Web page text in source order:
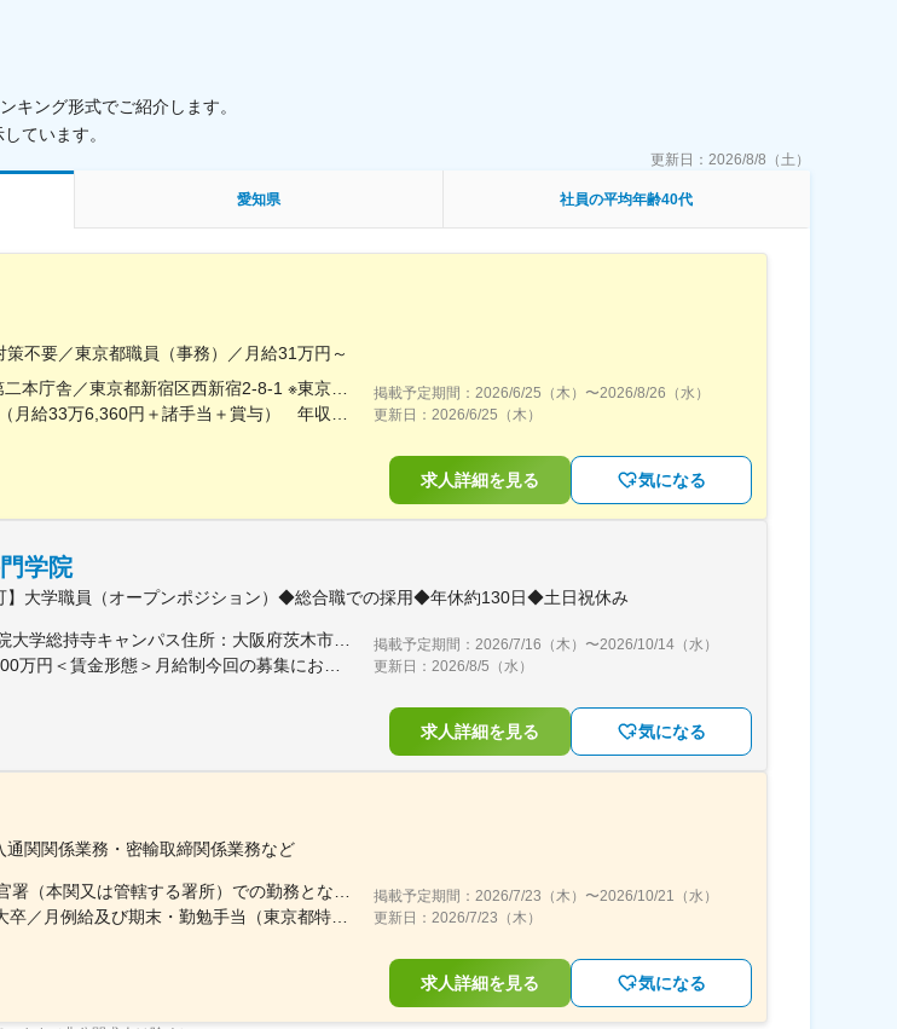
キング形式でご紹介します。
ています。
更新日： 2026/8/8（土）
愛知県 社員の平均年齢40代
不要／東京都職員（事務）／月給31万円～
■東京都庁第一本庁舎・第二本庁舎／東京都新宿区西新宿2-8-1 ※東京都庁本庁舎のほか、都内の出先事業所などに配属される場合があります。 ※配属される部署によってリモートワークの相談も可能です。 ◎アクセス・「JR新宿駅」（西口から徒歩約10分）・都営地下鉄大江戸線「都庁前駅」・新宿駅西口（地下バスのりば）から都営バス（都庁循環）「都庁第一本庁舎」、「都庁第二本庁舎」、「都議会議事堂」下車・JR新宿駅西改札「新宿駅西口」バス停から「西参道方面」行きの新宿WEバス乗車、「新宿ワシントンホテル前」下車※禁煙対策：敷地内禁煙
年収573万円/30歳・主任（月給33万6,360円＋諸手当＋賞与） 年収694万円/35歳・課長代理（月給40万3,560円＋諸手当＋賞与）
掲載予定期間： 2026/6/25（木） 〜2026/8/26（水）
更新日： 2026/6/25（木）
求人詳細を見る 気になる
学院
】大学職員（オープンポジション）◆総合職での採用◆年休約130日◆土日祝休み
＜勤務地詳細＞追手門学院大学総持寺キャンパス住所：大阪府茨木市太田東芝町1-1 受動喫煙対策：屋内全面禁煙変更の範囲：会社の定める事業所
＜予定年収＞450万円～600万円＜賃金形態＞月給制今回の募集における初年度の最低保証額です。経験年数によって決定します。＜賃金内訳＞月額（基本給）：262,900円～328,700円＜月給＞262,900円～328,700円＜昇給有無＞有＜残業手当＞有＜給与補足＞年収は賞与込(※残業代は含まれていません。)賞与は今年度実績で年間5ヶ月分支給されています。賃金はあくまでも目安の金額であり、選考を通じて上下する可能性があります。月給(月額)は固定手当を含めた表記です。
掲載予定期間： 2026/7/16（木） 〜2026/10/14（水）
更新日： 2026/8/5（水）
求人詳細を見る 気になる
通関関係業務・密輸取締関係業務など
◆採用された税関管内の官署（本関又は管轄する署所）での勤務となります。採用後は、他の官署に転勤（含、住居を異にする転勤）することもあります。【参考】税関の管轄区域https://www.customs.go.jp/zeikan/zeikan-kankatsu.pdf【各税関の本関（本部）の所在地】・函館税関本関（北海道函館市海岸町24-4）・東京税関本関（東京都江東区青海2-7-11）・横浜税関本関（神奈川県横浜市中区海岸通1-1）・名古屋税関本関（愛知県名古屋市港区入船2-3-12）・大阪税関本関（大阪府大阪市港区築港4-10-3）・神戸税関本関（兵庫県神戸市中央区新港町12-1）・門司税関本関（福岡県北九州市門司区西海岸町1-3-10）・長崎税関本関（長崎県長崎市出島町1-36）・沖縄地区税関本関（沖縄県那覇市おもろまち2-1-1 6F）
年収約530万円／32歳・大卒／月例給及び期末・勤勉手当（東京都特別区勤務） ※上記モデル例は、参考であり、個人の経歴や業務内容等を踏まえての算定
掲載予定期間： 2026/7/23（木） 〜2026/10/21（水）
更新日： 2026/7/23（木）
求人詳細を見る 気になる